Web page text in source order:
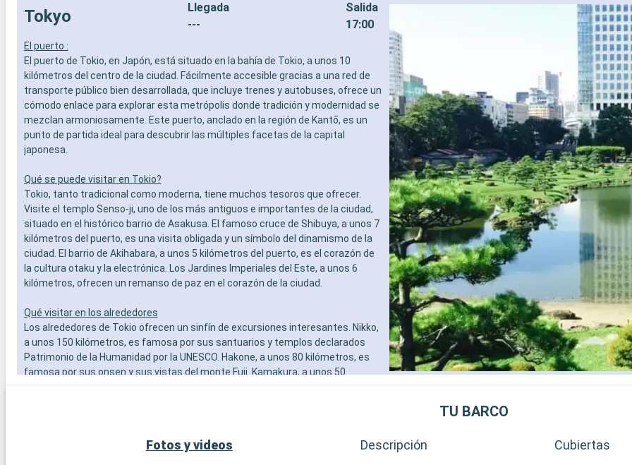
Tokyo
Llegada
---
Salida
17:00
El puerto :
El puerto de Tokio, en Japón, está situado en la bahía de Tokio, a unos 10
kilómetros del centro de la ciudad. Fácilmente accesible gracias a una red de
transporte público bien desarrollada, que incluye trenes y autobuses, ofrece un
cómodo enlace para explorar esta metrópolis donde tradición y modernidad se
mezclan armoniosamente. Este puerto, anclado en la región de Kantō, es un
punto de partida ideal para descubrir las múltiples facetas de la capital
japonesa.
Qué se puede visitar en Tokio?
Tokio, tanto tradicional como moderna, tiene muchos tesoros que ofrecer.
Visite el templo Senso-ji, uno de los más antiguos e importantes de la ciudad,
situado en el histórico barrio de Asakusa. El famoso cruce de Shibuya, a unos 7
kilómetros del puerto, es una visita obligada y un símbolo del dinamismo de la
ciudad. El barrio de Akihabara, a unos 5 kilómetros del puerto, es el corazón de
la cultura otaku y la electrónica. Los Jardines Imperiales del Este, a unos 6
kilómetros, ofrecen un remanso de paz en el corazón de la ciudad.
Qué visitar en los alrededores
Los alrededores de Tokio ofrecen un sinfín de excursiones interesantes. Nikko,
a unos 150 kilómetros, es famosa por sus santuarios y templos declarados
Patrimonio de la Humanidad por la UNESCO. Hakone, a unos 80 kilómetros, es
famosa por sus onsen y sus vistas del monte Fuji. Kamakura, a unos 50
TU BARCO
Fotos y videos Descripción Cubiertas